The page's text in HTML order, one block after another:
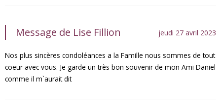
Message de Lise Fillion jeudi 27 avril 2023
Nos plus sincères condoléances a la Famille nous sommes de tout
coeur avec vous. Je garde un très bon souvenir de mon Ami Daniel
comme il m`aurait dit